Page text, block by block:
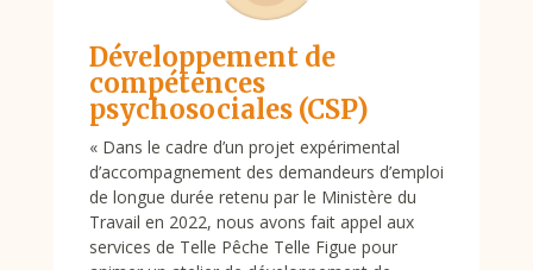
Développement de
compétences
psychosociales (CSP)
« Dans le cadre d’un projet expérimental
d’accompagnement des demandeurs d’emploi
de longue durée retenu par le Ministère du
Travail en 2022, nous avons fait appel aux
services de Telle Pêche Telle Figue pour